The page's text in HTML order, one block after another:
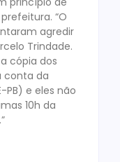
“O
agredir
Trindade.
cópia dos
conta da
PB) e eles não
10h da